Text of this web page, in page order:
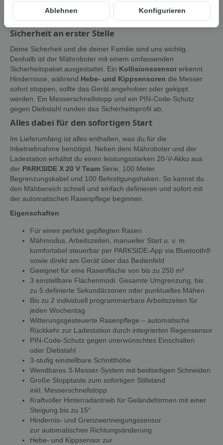
erst bei trockenem Wetter fortsetzt. So wird dein Rasen
geschont und das Mähergebnis bleibt optimal.
Sicherheit an erster Stelle
Deine Sicherheit und die deiner Familie sind uns wichtig.
Deshalb ist der Mähroboter mit einem umfassenden
Sicherheitspaket ausgestattet. Ein Kollisionssensor erkennt
Hindernisse, während Hebe- und Kippsensoren die Messer
sofort stoppen, sollte das Gerät angehoben oder gekippt
werden. Ein Messerschnellstopp und ein PIN-Code-Schutz
gegen Diebstahl runden das Sicherheitsprofil ab.
Alles dabei für den sofortigen Start
Im Lieferumfang ist alles enthalten, was du für die
Inbetriebnahme benötigst. Neben dem Mähroboter und der
Ladestation erhältst du einen leistungsstarken 20-V-Akku aus
der PARKSIDE X 20 V Team Serie, 100 Meter
Begrenzungskabel und 100 Befestigungshaken. So kannst du
den Mähbereich schnell und einfach definieren und sofort mit
der automatischen Rasenpflege beginnen.
Eigenschaften
Für einen perfekt gepflegten Rasen
Mähmodus, Arbeitszeiten, manueller Start u. v. m.
komfortabel steuerbar per PARKSIDE-App via Bluetooth®
sowie direkt am Gerät über das Bedienfeld
Geeignet für eine Rasenfläche von bis zu 250 m²
3 einstellbare Flächenmodi: Gesamte Umgrenzung, bis
zu 5 definierte Sekundärzonen oder punktuelles Mähen
Bis zu 2 individuell programmierbare Arbeitszeiten für
jeden Wochentag
Witterungsgesteuerte Rasenpflege – automatische
Rückkehr zur Ladestation durch integrierten Regensensor
PIN-Code-Schutz gegen unerwünschtes Einschalten
oder Diebstahl
3-stufig einstellbare Schnitthöhe
Wendbares 3-Messer-System mit beidseitigen Schneiden
Große Stopptaste zum sofortigen Stillstand
inkl. Messerschnellstopp
Kraftvoller Hinterradantrieb für Geländeformen mit einer
Steigung bis zu 15°
Hindernis- und Grenzwertneigungssensor
zur automatischen Richtungsänderung
Hebe- und Kippsensor zur
Ablehnen Konfigurieren